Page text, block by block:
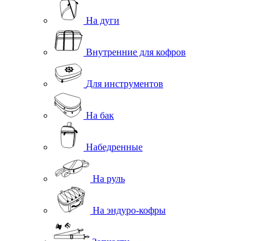
На дуги
Внутренние для кофров
Для инструментов
На бак
Набедренные
На руль
На эндуро-кофры